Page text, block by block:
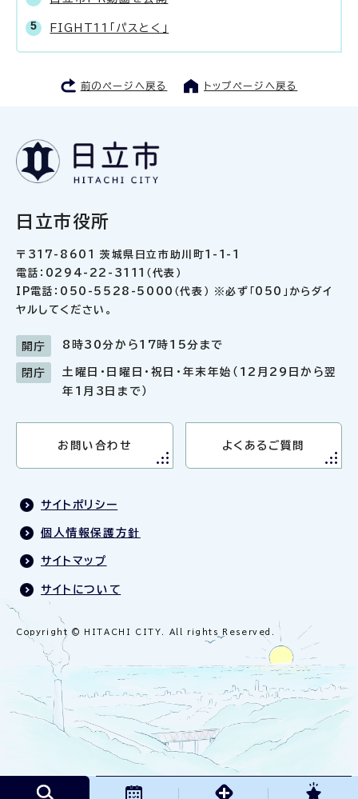
FIGHT11「パスとく」
前のページへ戻る トップページへ戻る
日立市役所
〒317-8601 茨城県日立市助川町1-1-1
電話：0294-22-3111（代表）
IP電話：050-5528-5000（代表） ※必ず「050」からダイ
ヤルしてください。
開庁 8時30分から17時15分まで
閉庁
土曜日・日曜日・祝日・年末年始（12月29日から翌
年1月3日まで）
お問い合わせ よくあるご質問
サイトポリシー
個人情報保護方針
サイトマップ
サイトについて
Copyright © HITACHI CITY. All rights Reserved.